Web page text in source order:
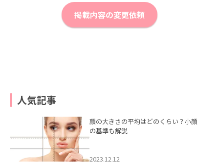
掲載内容の変更依頼
人気記事
顔の大きさの平均はどのくらい？小顔
の基準も解説
2023.12.12